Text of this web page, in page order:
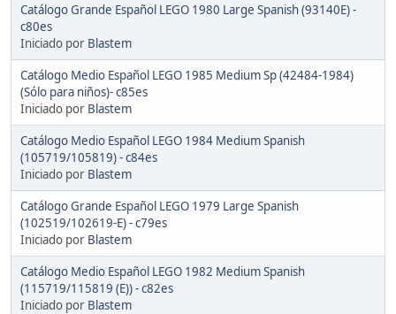
Catálogo Grande Español LEGO 1980 Large Spanish (93140E) -
c80es
Iniciado por Blastem
Catálogo Medio Español LEGO 1985 Medium Sp (42484-1984)
(Sólo para niños)- c85es
Iniciado por Blastem
Catálogo Medio Español LEGO 1984 Medium Spanish
(105719/105819) - c84es
Iniciado por Blastem
Catálogo Grande Español LEGO 1979 Large Spanish
(102519/102619-E) - c79es
Iniciado por Blastem
Catálogo Medio Español LEGO 1982 Medium Spanish
(115719/115819 (E)) - c82es
Iniciado por Blastem